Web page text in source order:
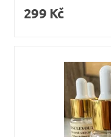
299 Kč